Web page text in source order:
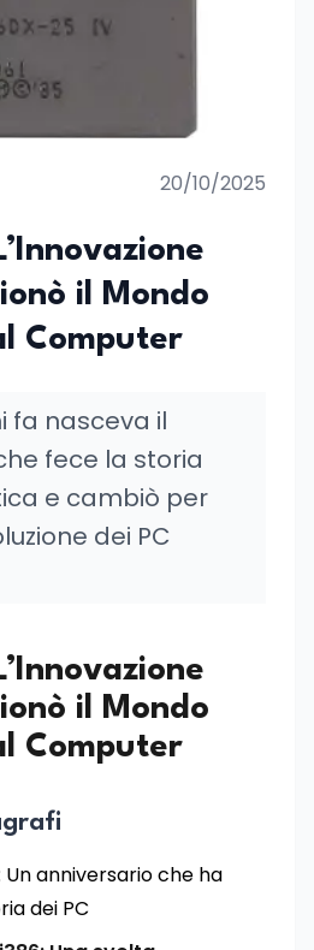
20/10/2025
il Mondo
Computer
fa nasceva il
fece la storia
e cambiò per
dei PC
il Mondo
Computer
Un anniversario che ha
dei PC